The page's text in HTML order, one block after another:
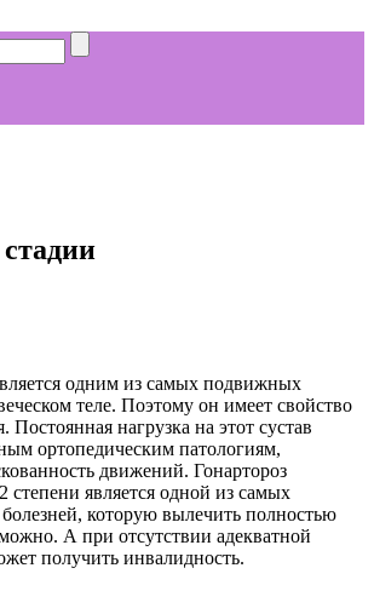
одним из самых подвижных
теле. Поэтому он имеет свойство
Постоянная нагрузка на этот сустав
ортопедическим патологиям,
движений. Гонартороз
степени является одной из самых
которую вылечить полностью
А при отсутствии адекватной
получить инвалидность.